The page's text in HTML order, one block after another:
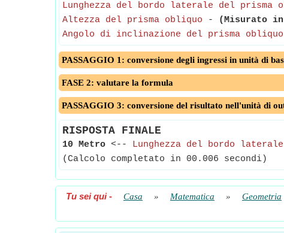
Lunghezza del bordo laterale del prisma
Altezza del prisma obliquo - (Misurato
Angolo di inclinazione del prisma obliquo
PASSAGGIO 1: conversione degli ingressi in unità di
FASE 2: valutare la formula
PASSAGGIO 3: conversione del risultato nell'unità di
RISPOSTA FINALE
10 Metro <-- Lunghezza del bordo
(Calcolo completato in 00.006 secondi)
Tu sei qui- Casa » Matematica » Geometria